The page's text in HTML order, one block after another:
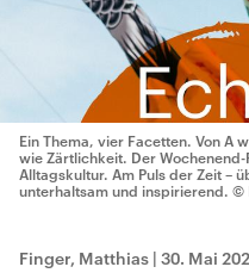
Ein Thema, vier Facetten. Von A
wie Zärtlichkeit. Der Wochenend-
Alltagskultur. Am Puls der Zeit –
unterhaltsam und inspirierend. ©
Finger, Matthias | 30. Mai